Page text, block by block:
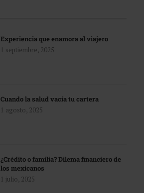
Experiencia que enamora al viajero
1 septiembre, 2025
Cuando la salud vacía tu cartera
1 agosto, 2025
¿Crédito o familia? Dilema financiero de
los mexicanos
1 julio, 2025